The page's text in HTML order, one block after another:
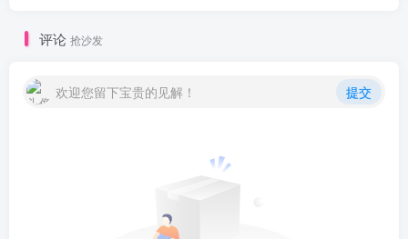
评论 抢沙发
欢迎您留下宝贵的见解！ 提交